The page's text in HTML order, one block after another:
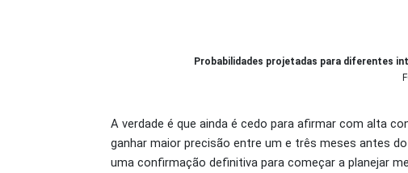
Probabilidades projetadas para diferentes
A verdade é que ainda é cedo para afirmar com alta
ganhar maior precisão entre um e três meses antes
uma confirmação definitiva para começar a planejar